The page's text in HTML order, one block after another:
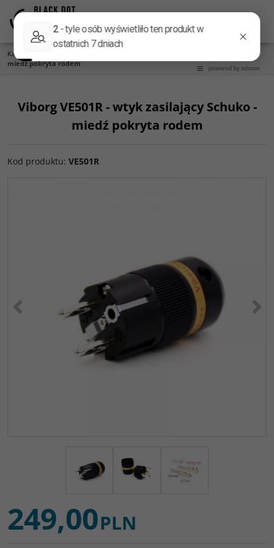
MenuPanel
Kategoria główna
miedź pokryta rodem
Viborg VE501R - wtyk zasilający Schuko -
miedź pokryta rodem
Kod produktu: VE501R
<
249,00PLN